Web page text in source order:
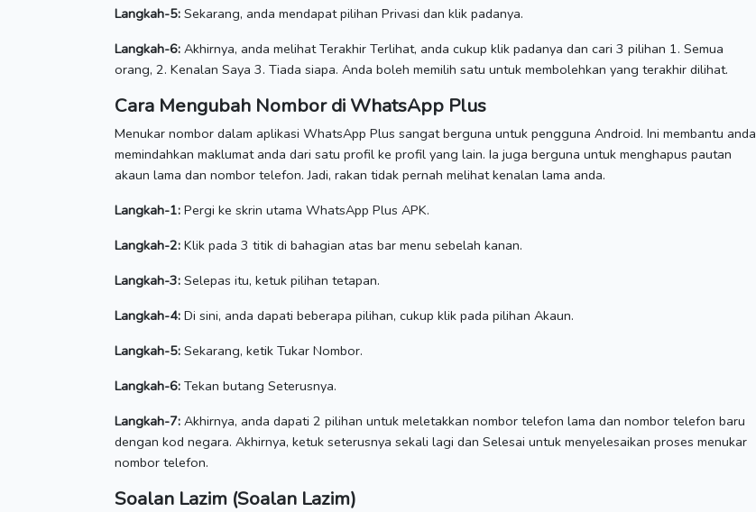
Langkah-5: Sekarang, anda mendapat pilihan Privasi dan klik padanya.
Langkah-6: Akhirnya, anda melihat Terakhir Terlihat, anda cukup klik padanya dan cari 3 pilihan 1. Semua
orang, 2. Kenalan Saya 3. Tiada siapa. Anda boleh memilih satu untuk membolehkan yang terakhir dilihat.
Cara Mengubah Nombor di WhatsApp Plus
Menukar nombor dalam aplikasi WhatsApp Plus sangat berguna untuk pengguna Android. Ini membantu anda
memindahkan maklumat anda dari satu profil ke profil yang lain. Ia juga berguna untuk menghapus pautan
akaun lama dan nombor telefon.Jadi, rakan tidak pernah melihat kenalan lama anda.
Langkah-1: Pergi ke skrin utama WhatsApp Plus APK.
Langkah-2: Klik pada 3 titik di bahagian atas bar menu sebelah kanan.
Langkah-3: Selepas itu, ketuk pilihan tetapan.
Langkah-4: Di sini, anda dapati beberapa pilihan, cukup klik pada pilihan Akaun.
Langkah-5: Sekarang, ketik Tukar Nombor.
Langkah-6: Tekan butang Seterusnya.
Langkah-7: Akhirnya, anda dapati 2 pilihan untuk meletakkan nombor telefon lama dan nombor telefon baru
dengan kod negara. Akhirnya, ketuk seterusnya sekali lagi dan Selesai untuk menyelesaikan proses menukar
nombor telefon.
Soalan Lazim (Soalan Lazim)